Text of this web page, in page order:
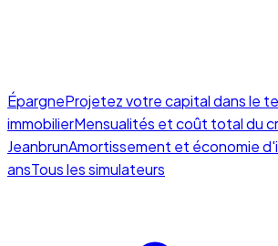
ÉpargneProjetez votre capital dans le
immobilierMensualités et coût total du
JeanbrunAmortissement et économie
ansTous les simulateurs